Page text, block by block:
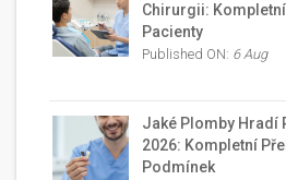
Chirurgii:
Pacienty
Published ON: 6 Aug
Jaké Plomby Hradí
2026: Kompletní
Podmínek